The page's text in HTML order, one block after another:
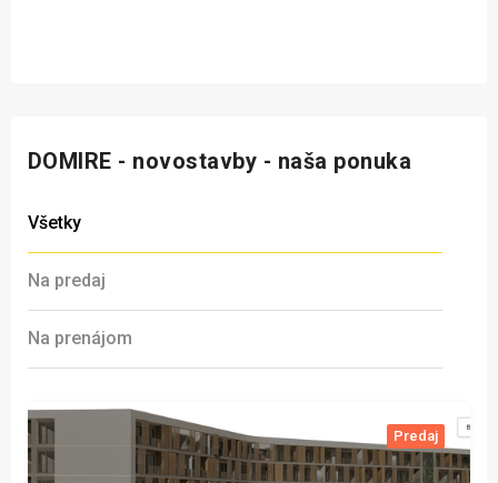
DOMIRE - novostavby - naša ponuka
Všetky
Na predaj
Na prenájom
Predaj